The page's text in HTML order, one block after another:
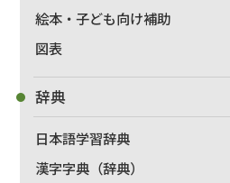
絵本・子ども向け補助
図表
辞典
日本語学習辞典
漢字字典（辞典）